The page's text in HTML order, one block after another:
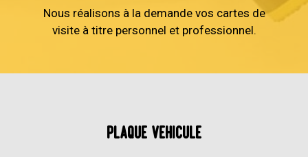
Nous réalisons à la demande vos cartes de
visite à titre personnel et professionnel.
Plaque véhicule